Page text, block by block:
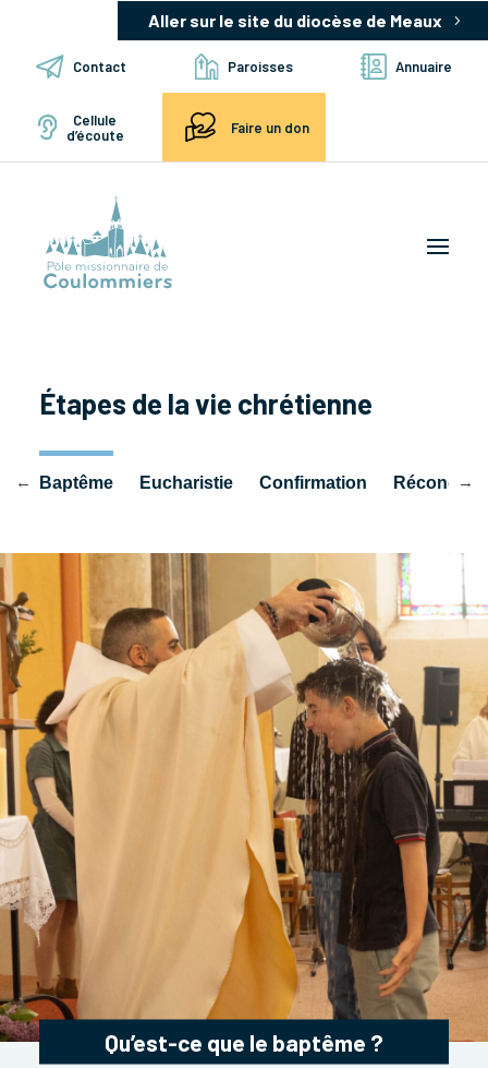
Aller sur le site du diocèse de Meaux
Contact Paroisses Annuaire
Cellule
d’écoute
Faire un don
Étapes de la vie chrétienne
Baptême Eucharistie Confirmation
Qu’est-ce que le baptême ?